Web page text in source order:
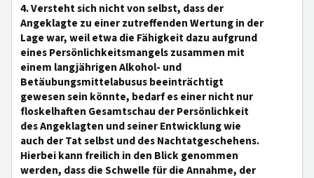
4. Versteht sich nicht von selbst, dass der
Angeklagte zu einer zutreffenden Wertung in der
Lage war, weil etwa die Fähigkeit dazu aufgrund
eines Persönlichkeitsmangels zusammen mit
einem langjährigen Alkohol- und
Betäubungsmittelabusus beeinträchtigt
gewesen sein könnte, bedarf es einer nicht nur
floskelhaften Gesamtschau der Persönlichkeit
des Angeklagten und seiner Entwicklung wie
auch der Tat selbst und des Nachtatgeschehens.
Hierbei kann freilich in den Blick genommen
werden, dass die Schwelle für die Annahme, der